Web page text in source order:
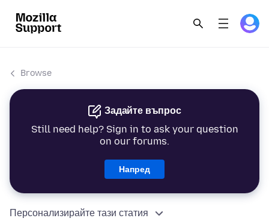
Browse
Задайте въпрос
Still need help? Sign in to ask your question
on our forums.
Напред
Персонализирайте тази статия